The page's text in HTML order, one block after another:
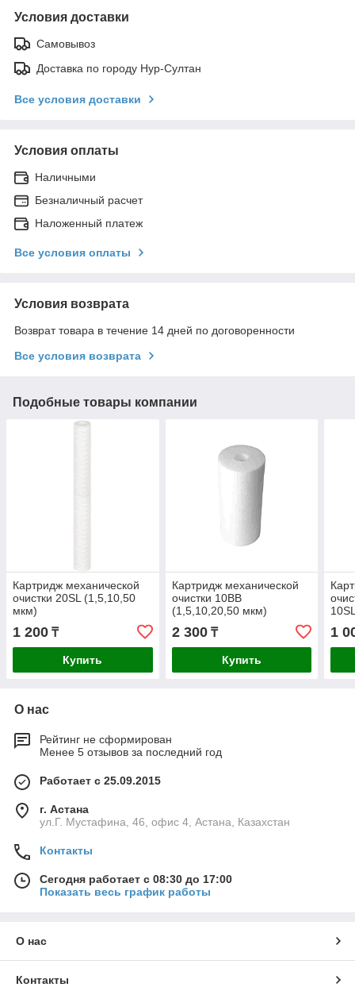
Условия доставки
Самовывоз
Доставка по городу Нур-Султан
Все условия доставки
Условия оплаты
Наличными
Безналичный расчет
Наложенный платеж
Все условия оплаты
Условия возврата
Возврат товара в течение 14 дней по договоренности
Все условия возврата
Подобные товары компании
Картридж механической
очистки 20SL (1,5,10,50
мкм)
1 200 ₸
Купить
Картридж механической
очистки 10BB
(1,5,10,20,50 мкм)
2 300₸
Купить
1
О нас
Рейтинг не сформирован
Менее 5 отзывов за последний год
Работает с 25.09.2015
г. Астана
ул.Г. Мустафина, 46, офис 4, Астана, Казахстан
Контакты
Сегодня работает с 08:30 до 17:00
Показать весь график работы
О нас
Контакты